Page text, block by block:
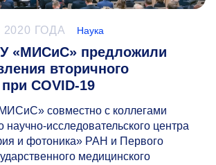
ГОДА Наука
«МИСиС» предложили
вторичного
COVID-19
совместно с коллегами
научно-исследовательского центра
и фотоника» РАН и Первого
медицинского